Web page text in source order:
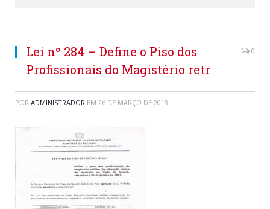
Lei nº 284 – Define o Piso dos
Profissionais do Magistério retr
0
POR ADMINISTRADOR EM 26 DE MARÇO DE 2018